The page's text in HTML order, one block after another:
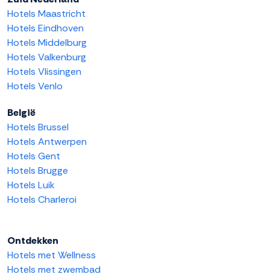
Hotels Maastricht
Hotels Eindhoven
Hotels Middelburg
Hotels Valkenburg
Hotels Vlissingen
Hotels Venlo
België
Hotels Brussel
Hotels Antwerpen
Hotels Gent
Hotels Brugge
Hotels Luik
Hotels Charleroi
Ontdekken
Hotels met Wellness
Hotels met zwembad